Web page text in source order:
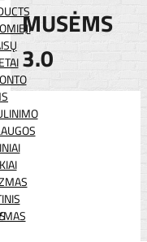
MUSĖMS
3.0